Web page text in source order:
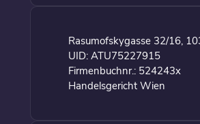
Rasumofskygasse 32/16,
UID: ATU75227915
Firmenbuchnr.: 524243x
Handelsgericht Wien